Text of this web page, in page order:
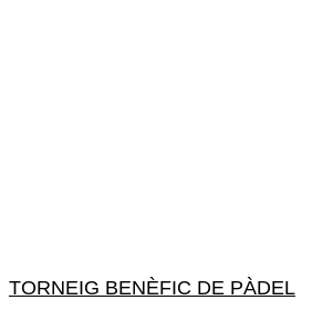
TORNEIG BENÈFIC DE PÀDEL